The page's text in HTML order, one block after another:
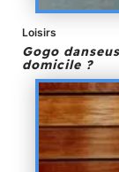
Loisirs
Gogo
domicile ?